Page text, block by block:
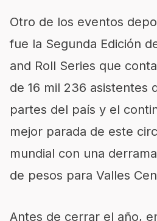
Otro de los eventos
fue la Segunda Edición
and Roll Series que
de 16 mil 236 asistentes
partes del país y el
mejor parada de este
mundial con una
de pesos para Valles
Antes de cerrar el año,